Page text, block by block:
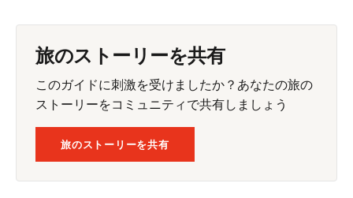
旅のストーリーを共有
このガイドに刺激を受けましたか？あなたの旅の
ストーリーをコミュニティで共有しましょう
旅のストーリーを共有